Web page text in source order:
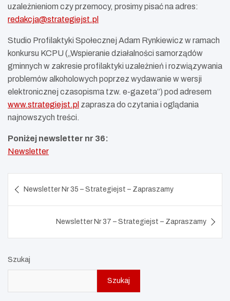
uzależnieniom czy przemocy, prosimy pisać na adres:
redakcja@strategiejst.pl
Studio Profilaktyki Społecznej Adam Rynkiewicz w ramach
konkursu KCPU („Wspieranie działalności samorządów
gminnych w zakresie profilaktyki uzależnień i rozwiązywania
problemów alkoholowych poprzez wydawanie w wersji
elektronicznej czasopisma tzw. e-gazeta”) pod adresem
www.strategiejst.pl zaprasza do czytania i oglądania
najnowszych treści.
Poniżej newsletter nr 36:
Newsletter
wpisu
Newsletter Nr 35 – Strategiejst – Zapraszamy
Newsletter Nr 37 – Strategiejst – Zapraszamy
Szukaj
Szukaj